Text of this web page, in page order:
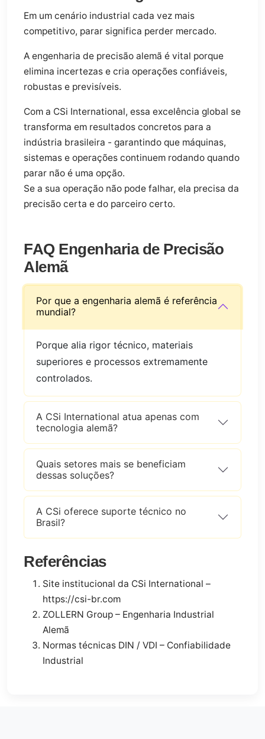
Em um cenário industrial cada vez mais
competitivo, parar significa perder mercado.
A engenharia de precisão alemã é vital porque
elimina incertezas e cria operações confiáveis,
robustas e previsíveis.
Com a CSi International, essa excelência global se
transforma em resultados concretos para a
indústria brasileira - garantindo que máquinas,
sistemas e operações continuem rodando quando
parar não é uma opção.
Se a sua operação não pode falhar, ela precisa da
precisão certa e do parceiro certo.
FAQ Engenharia de Precisão
Alemã
Por que a engenharia alemã é referência
mundial?
Porque alia rigor técnico, materiais
superiores e processos extremamente
controlados.
A CSi International atua apenas com
tecnologia alemã?
Quais setores mais se beneficiam
dessas soluções?
A CSi oferece suporte técnico no
Brasil?
Referências
Site institucional da CSi International –
https://csi-br.com
ZOLLERN Group – Engenharia Industrial
Alemã
Normas técnicas DIN / VDI – Confiabilidade
Industrial